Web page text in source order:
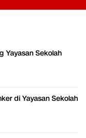
Yayasan Sekolah
di Yayasan Sekolah